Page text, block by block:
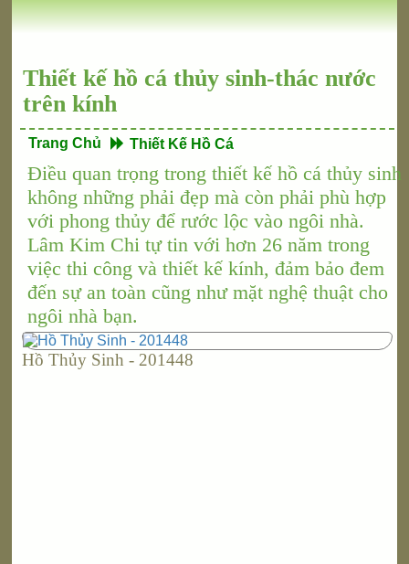
Thiết kế hồ cá thủy sinh-thác nước
trên kính
Trang Chủ Thiết Kế Hồ Cá
Điều quan trọng trong thiết kế hồ cá thủy sinh
không những phải đẹp mà còn phải phù hợp
với phong thủy để rước lộc vào ngôi nhà.
Lâm Kim Chi tự tin với hơn 26 năm trong
việc thi công và thiết kế kính, đảm bảo đem
đến sự an toàn cũng như mặt nghệ thuật cho
ngôi nhà bạn.
Hồ Thủy Sinh - 201448